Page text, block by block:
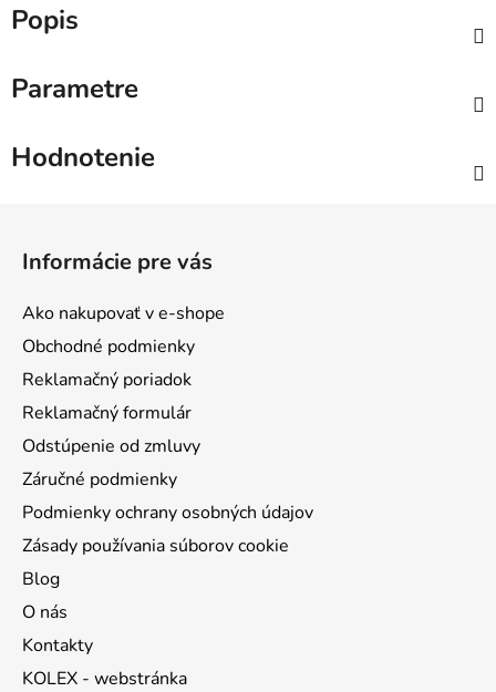
Popis
Parametre
Hodnotenie
Informácie pre vás
Ako nakupovať v e-shope
Obchodné podmienky
Reklamačný poriadok
Reklamačný formulár
Odstúpenie od zmluvy
Záručné podmienky
Podmienky ochrany osobných údajov
Zásady používania súborov cookie
Blog
O nás
Kontakty
KOLEX - webstránka